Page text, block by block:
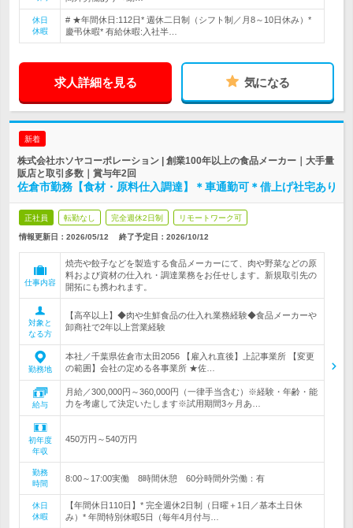
休日
休暇
# ★年間休日:112日* 週休二日制（シフト制／月8～10日休み）*
慶弔休暇* 有給休暇:入社半…
求人詳細を見る 気になる
新着
株式会社ホソヤコーポレーション | 創業100年以上の食品メーカー｜大手量
販店と取引多数｜賞与年2回
佐倉市勤務【食材・原料仕入調達】＊車通勤可＊借上げ社宅あり
正社員 転勤なし 完全週休2日制 リモートワーク可
情報更新日：2026/05/12 終了予定日： 2026/10/12
仕事内容
焼売や餃子などを製造する食品メーカーにて、肉や野菜などの原
料および資材の仕入れ・調達業務をお任せします。新規取引先の
開拓にも携われます。
対象と
なる方
【高卒以上】◆肉や生鮮食品の仕入れ業務経験◆食品メーカーや
卸商社で2年以上営業経験
勤務地
本社／千葉県佐倉市太田2056 【雇入れ直後】上記事業所 【変更
の範囲】会社の定める各事業所 ★佐…
給与
月給／300,000円～360,000円（一律手当含む）※経験・年齢・能
力を考慮して決定いたします※試用期間3ヶ月あ…
初年度
年収
450万円～540万円
勤務
時間
8:00～17:00実働 8時間休憩 60分時間外労働：有
休日
休暇
【年間休日110日】* 完全週休2日制（日曜＋1日／基本土日休
み）* 年間特別休暇5日（毎年4月付与…